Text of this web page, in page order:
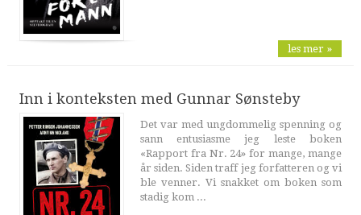
les mer »
Inn i konteksten med Gunnar Sønsteby
Det var med ungdommelig spenning og
sann entusiasme jeg leste boken
«Rapport fra Nr. 24» for mange, mange
år siden. Siden traff jeg forfatteren og vi
ble venner. Vi snakket om boken som
stadig kom ...